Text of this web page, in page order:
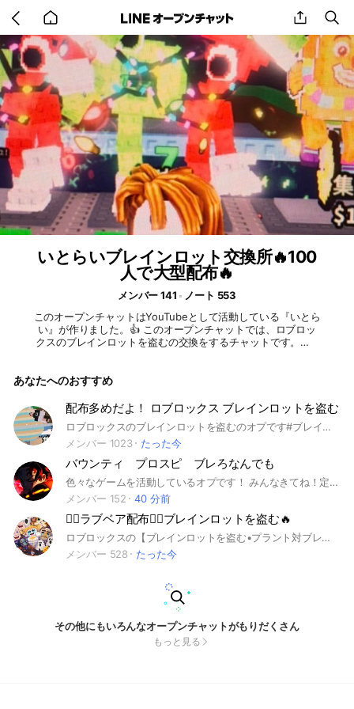
back
to
home
share
いとらいブレインロット交換所🔥100
人で大型配布🔥
メンバー 141
ノート 553
このオープンチャットはYouTubeとして活動している『いとら
い』が作りました。👍 このオープンチャットでは、ロブロッ
クスのブレインロットを盗むの交換をするチャットです。🙏 -
た場合ただちに報告をお願いします。 もし詐欺が発覚した場
その方に仲介を頼んでも全然大丈夫です。 だが、仲介の方も
あまり時間がないのでもし仲介がない場合は話し合って決めて
ください。 オプチャ主(いとらい)のサーバーでやることもでき
ます。 仲介が居ない場合は動画を撮ってもらうと助かります
🙏 もし詐欺られたとしても動画があればこちらでも対応でき
る可能性があります。 そして、たまに配布なども行なって行
こうと思います。配布の場合は完全にランダムです。🙇 何か
質問などがありましたらぜひ聞いてください🙏👍 楽しく交換
しましょう🔥👍 #ブレインロットを盗む #ロブロ #交換
あなたへのおすすめ
配布多めだよ！ ロブロックス ブレインロットを盗む
ロブロックスのブレインロットを盗むのオプです#ブレインロットを盗む#ブレインロット#ブレインロッド#ブレーノートを盗む
メンバー 1023
たった今
バウンティ プロスピ ブレろなんでも
色々なゲームを活動しているオプです！ みんなきてね！定期的に配布もあるからぜひきてねー‼️‼️
メンバー 152
40 分前
❤️‍🔥ラブベア配布❤️‍🔥ブレインロットを盗む🔥
ロブロックスの【ブレインロットを盗む•プラント対ブレーノート】が主なオプです。その他の別ゲーの話も全然ok！クロトレok！ 詐欺❌荒らし❌即抜け❌過度な暴言、煽り❌ 皆で仲良く楽しく話したりゲームしましょー #庭を成長させる#庭を育てる#グロウガーデン#ロブロックス#ブロフル#トイタワ#ペトシュミ#ペットシュミレーター#bloxfruits#魔術師タワーディフェンス#トイレットタワーディフェンス#TTD
メンバー 528
たった今
その他にもいろんなオープンチャットがもりだくさん
もっと見る